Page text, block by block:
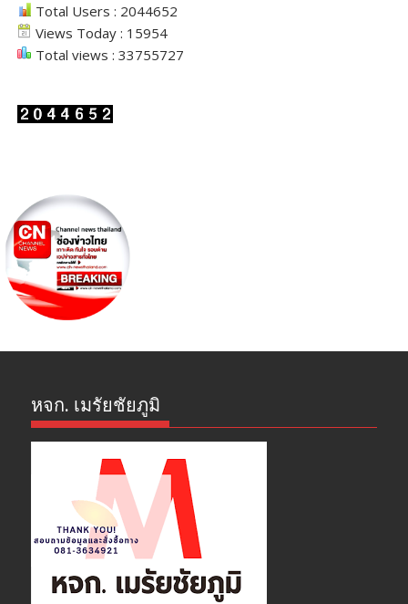
Total Users : 2044652
Views Today : 15954
Total views : 33755727
หจก. เมรัยชัยภูมิ